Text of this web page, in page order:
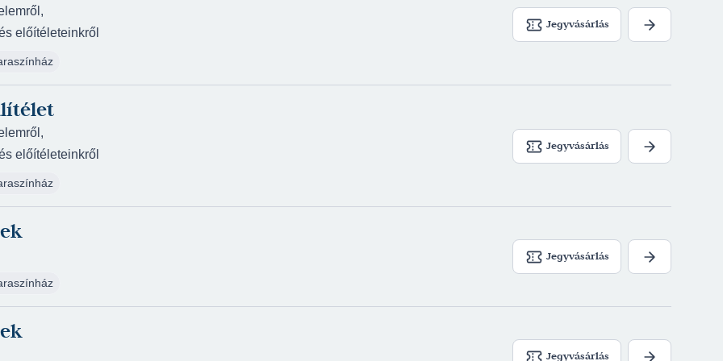
(rendező: Nagy Viktor)
Dale Wasserman: Száll a kakukk fészkére (2019/2020) - Scanlon -
Eugene O'Neill: Amerikai Elektra (2019/2020) - Peter Niles,
László Miklós - Mohácsi István - Mohácsi János: Illatszertár
(rendező: Mohácsi János)
(2019/2020) - Gyuri pincér - Kelemen László Kamaraszínház
Agatha Christie: ... és már senki sem! (2018/2019) - Anthony
(rendező: Sztarenki Pál)
Carlo Goldoni: Nyaralás (2018/2019) - Tognino, ügyefogyott fiú -
előítéleteinkről
Jegyvásárlás
előítéleteinkről
Jegyvásárlás
Jegyvásárlás
Jegyvásárlás